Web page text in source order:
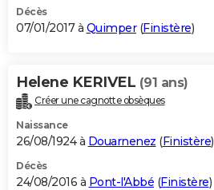
Décès
07/01/2017 à Quimper(Finistère)
Helene KERIVEL (91 ans)
Créer une cagnotte obsèques
Naissance
26/08/1924 à Douarnenez (Finistère)
Décès
24/08/2016 à Pont-l'Abbé (Finistère)